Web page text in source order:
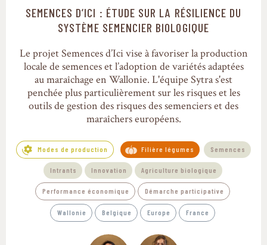
Modes de production
SEMENCES D’ICI : ÉTUDE SUR LA RÉSILIENCE DU
SYSTÈME SEMENCIER BIOLOGIQUE
Le projet Semences d’Ici vise à favoriser la production
locale de semences et l’adoption de variétés adaptées
au maraîchage en Wallonie. L'équipe Sytra s'est
penchée plus particulièrement sur les risques et les
outils de gestion des risques des semenciers et des
maraîchers européens.
Modes de production Filière légumes Semences
Intrants Innovation Agriculture biologique
Performance économique Démarche participative
Wallonie Belgique Europe France